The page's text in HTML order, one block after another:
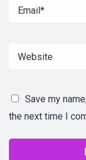
Save my
the next time I